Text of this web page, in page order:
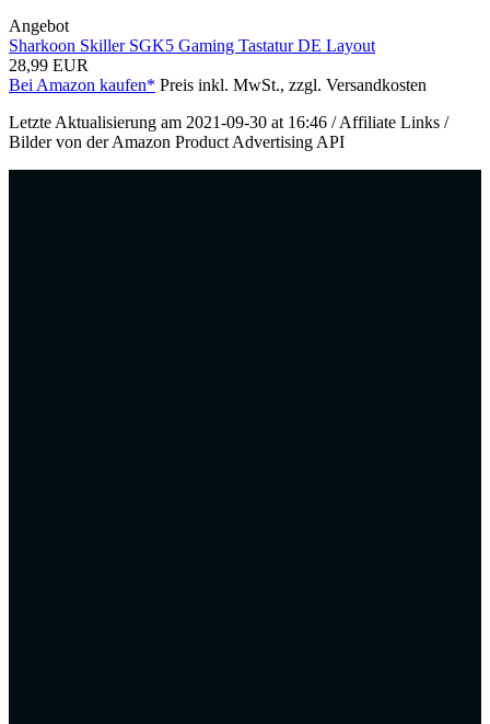
Angebot
Sharkoon Skiller SGK5 Gaming Tastatur DE Layout
28,99 EUR
Bei Amazon kaufen* Preis inkl. MwSt., zzgl. Versandkosten
Letzte Aktualisierung am 2021-09-30 at 16:46 / Affiliate Links /
Bilder von der Amazon Product Advertising API